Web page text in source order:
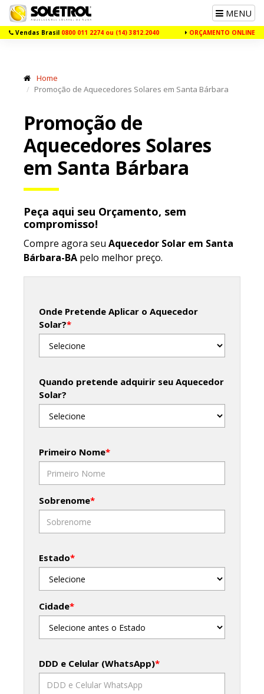
Toggle
navigation
MENU
Vendas Brasil 0800 011 2274 ou (14) 3812.2040 ORÇAMENTO ONLINE
Home
Promoção de Aquecedores Solares em Santa Bárbara
Promoção de
Aquecedores Solares
em Santa Bárbara
Peça aqui seu Orçamento, sem
compromisso!
Compre agora seu Aquecedor Solar em Santa
Bárbara-BA pelo melhor preço.
Onde Pretende Aplicar o Aquecedor
Solar?*
Quando pretende adquirir seu Aquecedor
Solar?
Primeiro Nome*
Sobrenome*
Estado*
Cidade*
DDD e Celular (WhatsApp)*